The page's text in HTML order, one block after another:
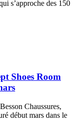
s’approche des 150
Shoes Room
Chaussures,
début mars dans le